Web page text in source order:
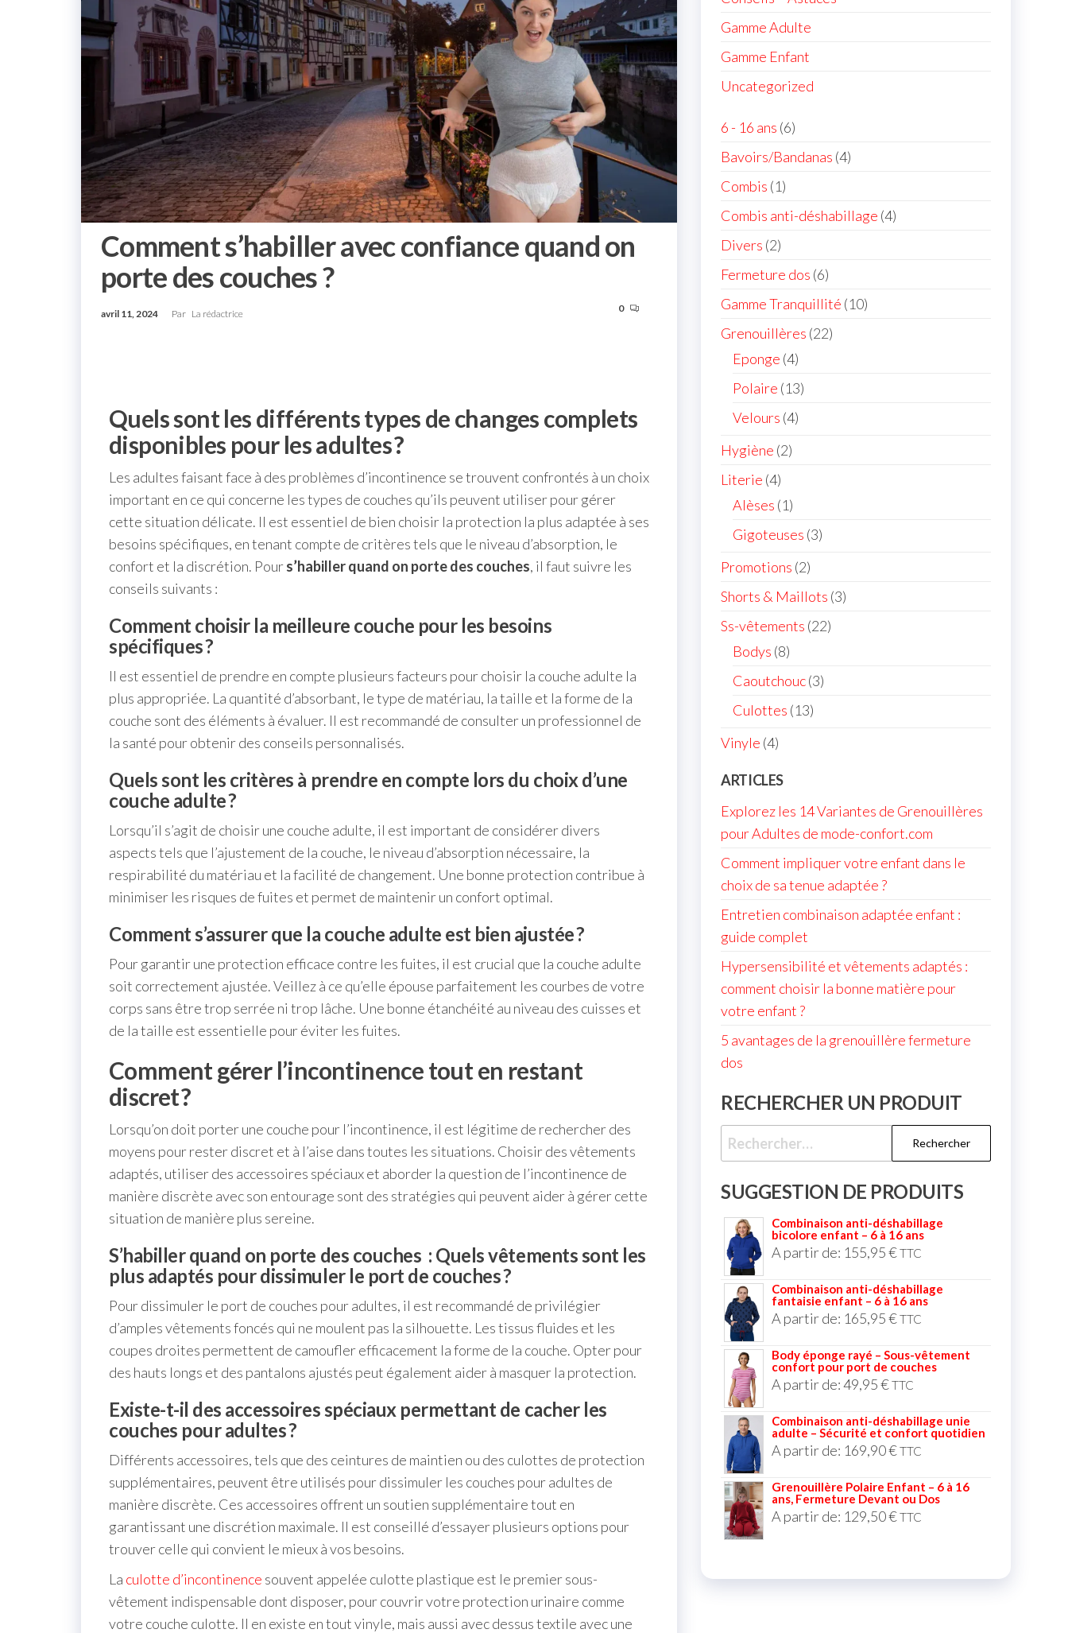
Comment s’habiller avec confiance quand on
porte des couches ?
avril 11, 2024 Par La rédactrice 0
Quels sont les différents types de changes complets
disponibles pour les adultes ?
Les adultes faisant face à des problèmes d’incontinence se trouvent confrontés à un choix
important en ce qui concerne les types de couches qu’ils peuvent utiliser pour gérer
cette situation délicate. Il est essentiel de bien choisir la protection la plus adaptée à ses
besoins spécifiques, en tenant compte de critères tels que le niveau d’absorption, le
confort et la discrétion. Pours’habiller quand on porte des couches, il faut suivre les
conseils suivants :
Comment choisir la meilleure couche pour les besoins
spécifiques ?
Il est essentiel de prendre en compte plusieurs facteurs pour choisir la couche adulte la
plus appropriée. La quantité d’absorbant, le type de matériau, la taille et la forme de la
couche sont des éléments à évaluer. Il est recommandé de consulter un professionnel de
la santé pour obtenir des conseils personnalisés.
Quels sont les critères à prendre en compte lors du choix d’une
couche adulte ?
Lorsqu’il s’agit de choisir une couche adulte, il est important de considérer divers
aspects tels que l’ajustement de la couche, le niveau d’absorption nécessaire, la
respirabilité du matériau et la facilité de changement. Une bonne protection contribue à
minimiser les risques de fuites et permet de maintenir un confort optimal.
Comment s’assurer que la couche adulte est bien ajustée ?
Pour garantir une protection efficace contre les fuites, il est crucial que la couche adulte
soit correctement ajustée. Veillez à ce qu’elle épouse parfaitement les courbes de votre
corps sans être trop serrée ni trop lâche. Une bonne étanchéité au niveau des cuisses et
de la taille est essentielle pour éviter les fuites.
Comment gérer l’incontinence tout en restant
discret ?
Lorsqu’on doit porter une couche pour l’incontinence, il est légitime de rechercher des
moyens pour rester discret et à l’aise dans toutes les situations. Choisir des vêtements
adaptés, utiliser des accessoires spéciaux et aborder la question de l’incontinence de
manière discrète avec son entourage sont des stratégies qui peuvent aider à gérer cette
situation de manière plus sereine.
S’habiller quand on porte des couches : Quels vêtements sont les
plus adaptés pour dissimuler le port de couches ?
Pour dissimuler le port de couches pour adultes, il est recommandé de privilégier
d’amples vêtements foncés qui ne moulent pas la silhouette. Les tissus fluides et les
coupes droites permettent de camoufler efficacement la forme de la couche. Opter pour
des hauts longs et des pantalons ajustés peut également aider à masquer la protection.
Existe-t-il des accessoires spéciaux permettant de cacher les
couches pour adultes ?
Différents accessoires, tels que des ceintures de maintien ou des culottes de protection
supplémentaires, peuvent être utilisés pour dissimuler les couches pour adultes de
manière discrète. Ces accessoires offrent un soutien supplémentaire tout en
garantissant une discrétion maximale. Il est conseillé d’essayer plusieurs options pour
trouver celle qui convient le mieux à vos besoins.
La culotte d’incontinence souvent appelée culotte plastique est le premier sous-
vêtement indispensable dont disposer, pour couvrir votre protection urinaire comme
votre couche culotte. Il en existe en tout vinyle, mais aussi avec dessus textile avec une
Gamme Adulte
Gamme Enfant
Uncategorized
6 - 16 ans 6
Bavoirs/Bandanas 4
Combis 1
Combis anti-déshabillage 4
Divers 2
Fermeture dos 6
Gamme Tranquillité 10
Grenouillères 22
Eponge 4
Polaire 13
Velours 4
Hygiène 2
Literie 4
Alèses 1
Gigoteuses 3
Promotions 2
Shorts & Maillots 3
Ss-vêtements 22
Bodys 8
Caoutchouc 3
Culottes 13
Vinyle 4
ARTICLES
Explorez les 14 Variantes de Grenouillères
pour Adultes de mode-confort.com
Comment impliquer votre enfant dans le
choix de sa tenue adaptée ?
Entretien combinaison adaptée enfant :
guide complet
Hypersensibilité et vêtements adaptés :
comment choisir la bonne matière pour
votre enfant ?
5 avantages de la grenouillère fermeture
dos
RECHERCHER UN PRODUIT
SUGGESTION DE PRODUITS
Combinaison anti-déshabillage
bicolore enfant – 6 à 16 ans
A partir de: 155,95€TTC
Combinaison anti-déshabillage
fantaisie enfant – 6 à 16 ans
A partir de: 165,95€TTC
Body éponge rayé – Sous-vêtement
confort pour port de couches
A partir de:49,95€TTC
Combinaison anti-déshabillage unie
adulte – Sécurité et confort quotidien
A partir de: 169,90€TTC
Grenouillère Polaire Enfant – 6 à 16
ans, Fermeture Devant ou Dos
A partir de: 129,50€TTC